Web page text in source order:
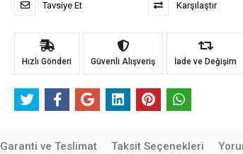
Tavsiye Et Karşılaştır
Hızlı Gönderi Güvenli Alışveriş İade ve Değişim
Garanti ve Teslimat Taksit Seçenekleri